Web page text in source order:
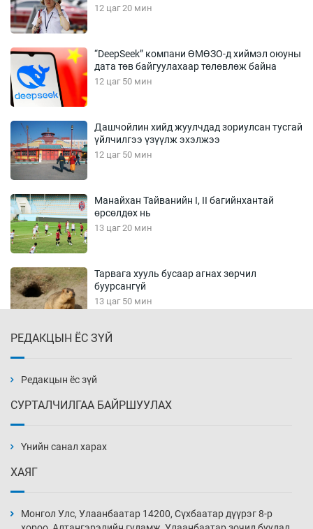
12 цаг 20 мин
“DeepSeek” компани ӨМӨЗО-д хиймэл оюуны
дата төв байгуулахаар төлөвлөж байна
12 цаг 50 мин
Дашчойлин хийд жуулчдад зориулсан тусгай
үйлчилгээ үзүүлж эхэлжээ
12 цаг 50 мин
Манайхан Тайванийн I, II багийнхантай
өрсөлдөх нь
13 цаг 20 мин
Тарвага хууль бусаар агнах зөрчил
буурсангүй
13 цаг 50 мин
14 цаг 20 мин
14 цаг 50 мин
15 цаг 20 мин
РЕДАКЦЫН ЁС ЗҮЙ
Редакцын ёс зүй
СУРТАЛЧИЛГАА БАЙРШУУЛАХ
Үнийн санал харах
ХАЯГ
Монгол Улс, Улаанбаатар 14200, Сүхбаатар дүүрэг 8-р